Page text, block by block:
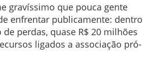
gravíssimo que pouca gente
enfrentar publicamente: dentro
de perdas, quase R$ 20 milhões
ligados a associação pró-